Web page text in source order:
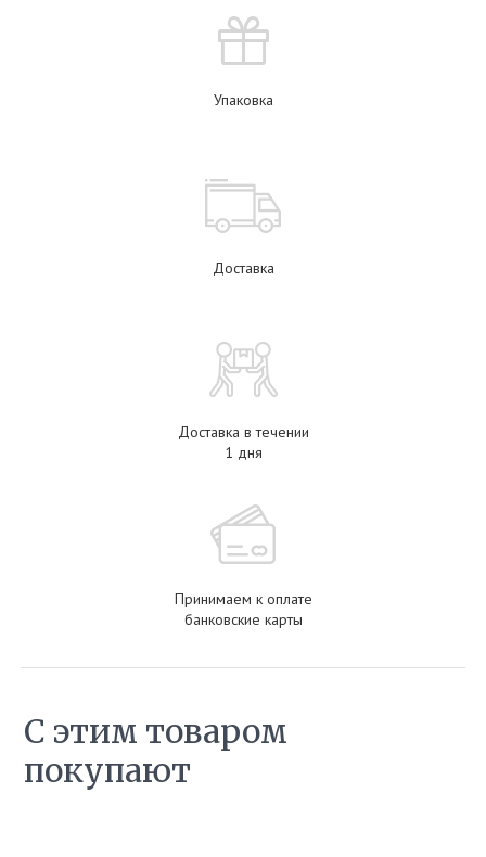
Упаковка
Доставка
Доставка в течении
1 дня
Принимаем к оплате
банковские карты
С этим товаром
покупают